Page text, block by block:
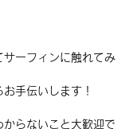
サーフィンに触れてみ
手伝いします！
らないこと大歓迎で